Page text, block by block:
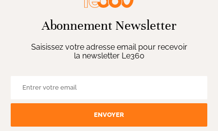
Abonnement Newsletter
Saisissez votre adresse email pour recevoir
la newsletter Le360
ENVOYER